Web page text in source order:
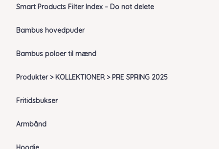
Smart Products Filter Index – Do not delete
Bambus hovedpuder
Bambus poloer til mænd
Produkter > KOLLEKTIONER > PRE SPRING 2025
Fritidsbukser
Armbånd